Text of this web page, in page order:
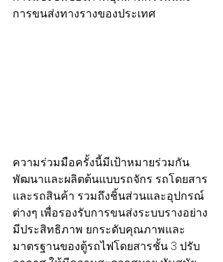
การขนส่งทางรางของประเทศ
ความร่วมมือครั้งนี้มีเป้าหมายร่วมกัน
พัฒนาและผลิตต้นแบบรถจักร รถโดยสาร
และรถสินค้า รวมถึงชิ้นส่วนและอุปกรณ์
ต่างๆ เพื่อรองรับการขนส่งระบบรางอย่าง
มีประสิทธิภาพ ยกระดับคุณภาพและ
มาตรฐานของตู้รถไฟโดยสารชั้น 3 ปรับ